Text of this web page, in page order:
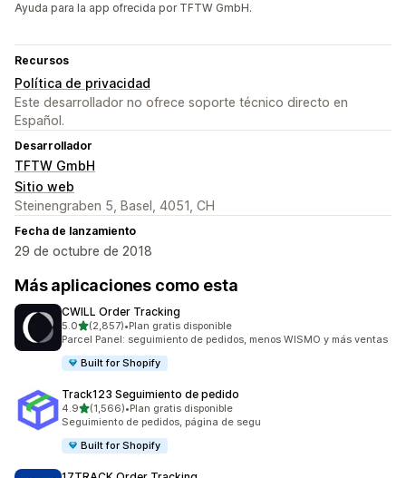
Ayuda para la app ofrecida por TFTW GmbH.
Recursos
Política de privacidad
Este desarrollador no ofrece soporte técnico directo en
Español.
Desarrollador
TFTW GmbH
Sitio web
Steinengraben 5, Basel, 4051, CH
Fecha de lanzamiento
29 de octubre de 2018
Más aplicaciones como esta
CWILL Order Tracking
5.0de 5 estrellas
(2,857)
2857 reseñas en total
•Plan gratis disponible
Parcel Panel: seguimiento de pedidos, menos WISMO y más ventas
Built for Shopify
Track123 Seguimiento de pedido
4.9de 5 estrellas
(1,566)
1566 reseñas en total
•Plan gratis disponible
Seguimiento de pedidos, página de segu
Built for Shopify